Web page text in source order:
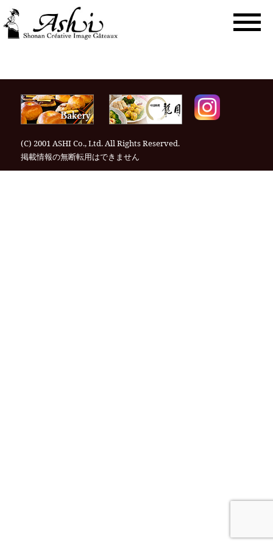
(C) 2001 ASHI Co., Ltd. All Rights Reserved.
掲載情報の無断転⽤はできません